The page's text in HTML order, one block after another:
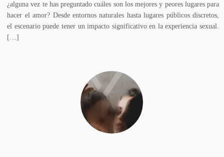
¿alguna vez te has preguntado cuáles son los mejores y peores lugares para
hacer el amor? Desde entornos naturales hasta lugares públicos discretos,
el escenario puede tener un impacto significativo en la experiencia sexual.
[…]